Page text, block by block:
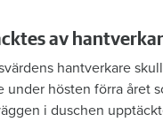
av
hantverkare
under hösten förra året
i duschen